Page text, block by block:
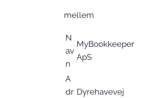
mellem
N
av
n
MyBookkeeper
ApS
A
dr Dyrehavevej